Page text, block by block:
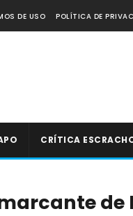
DE USO POLÍTICA DE
CRÍTICA
de